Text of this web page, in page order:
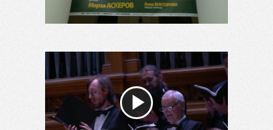
видео
Воспроизвести